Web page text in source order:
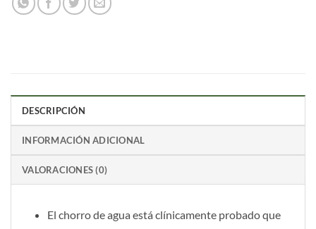
DESCRIPCIÓN
INFORMACIÓN ADICIONAL
VALORACIONES (0)
El chorro de agua está clínicamente probado que